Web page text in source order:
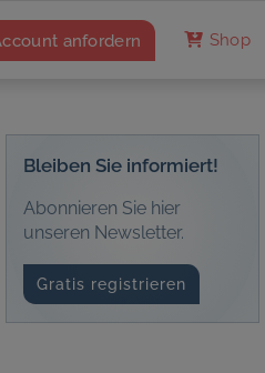
anfordern Shop
Bleiben Sie informiert!
Abonnieren Sie hier
unseren Newsletter.
Gratis registrieren